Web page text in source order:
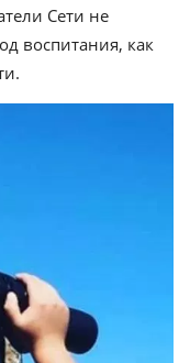
Сети не
воспитания, как